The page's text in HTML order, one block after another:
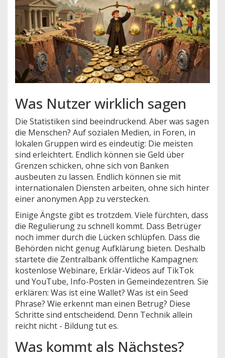
Was Nutzer wirklich sagen
Die Statistiken sind beeindruckend. Aber was sagen
die Menschen? Auf sozialen Medien, in Foren, in
lokalen Gruppen wird es eindeutig: Die meisten
sind erleichtert. Endlich können sie Geld über
Grenzen schicken, ohne sich von Banken
ausbeuten zu lassen. Endlich können sie mit
internationalen Diensten arbeiten, ohne sich hinter
einer anonymen App zu verstecken.
Einige Ängste gibt es trotzdem. Viele fürchten, dass
die Regulierung zu schnell kommt. Dass Betrüger
noch immer durch die Lücken schlüpfen. Dass die
Behörden nicht genug Aufklärung bieten. Deshalb
startete die Zentralbank öffentliche Kampagnen:
kostenlose Webinare, Erklär-Videos auf TikTok
und YouTube, Info-Posten in Gemeindezentren. Sie
erklären: Was ist eine Wallet? Was ist ein Seed
Phrase? Wie erkennt man einen Betrug? Diese
Schritte sind entscheidend. Denn Technik allein
reicht nicht - Bildung tut es.
Was kommt als Nächstes?